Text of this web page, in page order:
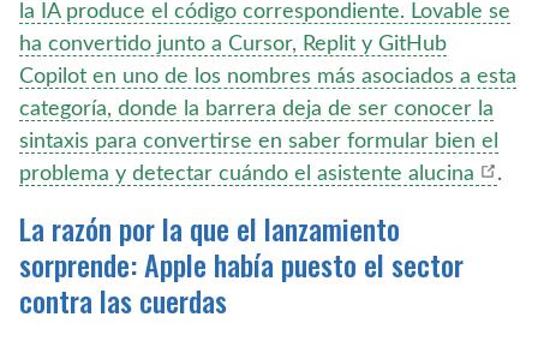
la IA produce el código correspondiente. Lovable se
ha convertido junto a Cursor, Replit y GitHub
Copilot en uno de los nombres más asociados a esta
categoría, donde la barrera deja de ser conocer la
sintaxis para convertirse en saber formular bien el
problema y detectar cuándo el asistente alucina
.
La razón por la que el lanzamiento
sorprende: Apple había puesto el sector
contra las cuerdas